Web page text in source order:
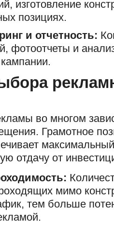
изготовление
позициях.
и отчетность:
фотоотчеты и
во многом
Грамотное
отдачу от
мимо
тем больше